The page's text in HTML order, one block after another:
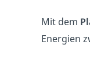
Mit dem
Energien